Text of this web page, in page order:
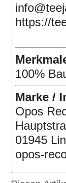
https://
100%
Marke /
Opos
01945
opos-